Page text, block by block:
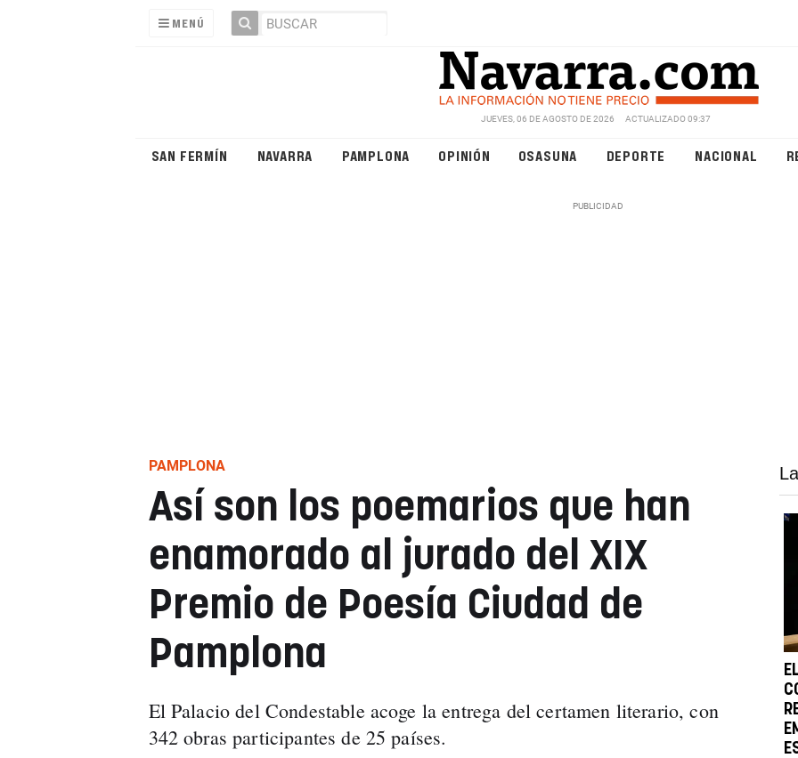
MENÚ
JUEVES, 06 DE AGOSTO DE 2026 ACTUALIZADO 09:37
SAN FERMÍN NAVARRA PAMPLONA OPINIÓN OSASUNA DEPORTE NACIONAL
PAMPLONA
Así son los poemarios que han
enamorado al jurado del XIX
Premio de Poesía Ciudad de
Pamplona
El Palacio del Condestable acoge la entrega del certamen literario, con
342 obras participantes de 25 países.